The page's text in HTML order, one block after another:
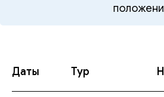
Даты Тур